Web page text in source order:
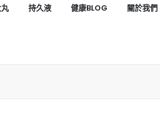
持久液 健康BLOG 關於我們